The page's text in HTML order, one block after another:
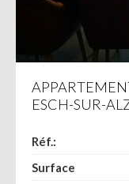
ESCH-SUR-
Réf.:
Surface